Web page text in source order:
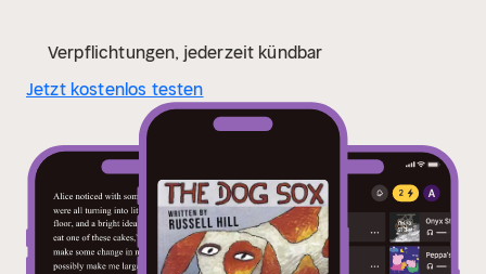
Verpflichtungen, jederzeit kündbar
Jetzt kostenlos testen